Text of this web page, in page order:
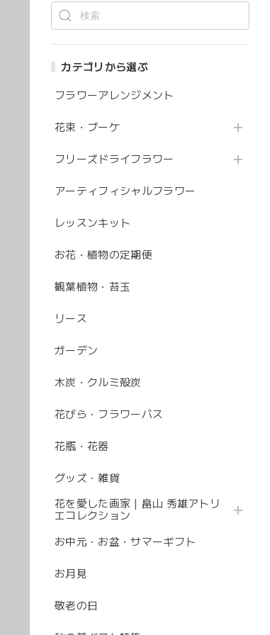
カテゴリから選ぶ
フラワーアレンジメント
花束・ブーケ
フリーズドライフラワー
アーティフィシャルフラワー
レッスンキット
お花・植物の定期便
観葉植物・苔玉
リース
ガーデン
木炭・クルミ殻炭
花びら・フラワーバス
花瓶・花器
グッズ・雑貨
花を愛した画家｜畠山 秀雄アトリ
エコレクション
お中元・お盆・サマーギフト
お月見
敬老の日